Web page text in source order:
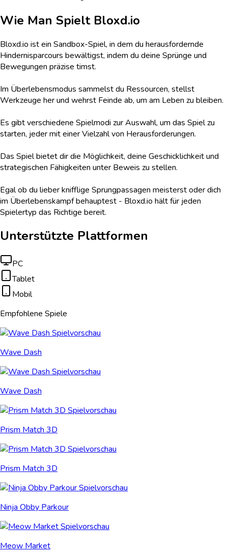
Wie Man Spielt Bloxd.io
Bloxd.io ist ein Sandbox-Spiel, in dem du herausfordernde
Hindernisparcours bewältigst, indem du deine Sprünge und
Bewegungen präzise timst.
Im Überlebensmodus sammelst du Ressourcen, stellst
Werkzeuge her und wehrst Feinde ab, um am Leben zu bleiben.
Es gibt verschiedene Spielmodi zur Auswahl, um das Spiel zu
starten, jeder mit einer Vielzahl von Herausforderungen.
Das Spiel bietet dir die Möglichkeit, deine Geschicklichkeit und
strategischen Fähigkeiten unter Beweis zu stellen.
Egal ob du lieber knifflige Sprungpassagen meisterst oder dich
im Überlebenskampf behauptest - Bloxd.io hält für jeden
Spielertyp das Richtige bereit.
Unterstützte Plattformen
PC
Tablet
Mobil
Empfohlene Spiele
Wave Dash
Wave Dash
Prism Match 3D
Prism Match 3D
Ninja Obby Parkour
Meow Market